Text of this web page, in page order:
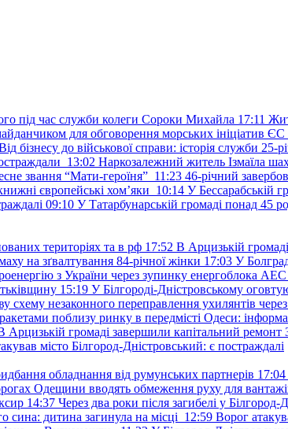
під час служби колеги Сороки Михайла 17:11
для обговорення морських ініціатив ЄС
бізнесу до військової справи: історія служби
13:02 Наркозалежний житель Ізмаїла
звання “Мати-героїня” 11:23 46-річний
європейські хом’яки 10:14 У Бессарабській
09:10 У Татарбунарській громаді понад 45
територіях та в рф 17:52 В Арцизькій
на зґвалтування 84-річної жінки 17:03 У
з України через зупинку енергоблока
15:19 У Білгороді-Дністровському
схему незаконного переправлення ухилянтів
поблизу ринку в передмісті Одеси:
Арцизькій громаді завершили капітальний ремонт
місто Білгород-Дністровський: є постраждалі
обладнання від румунських партнерів 17:04
Одещини вводять обмеження руху для
14:37 Через два роки після загибелі у
сина: дитина загинула на місці 12:59 Ворог